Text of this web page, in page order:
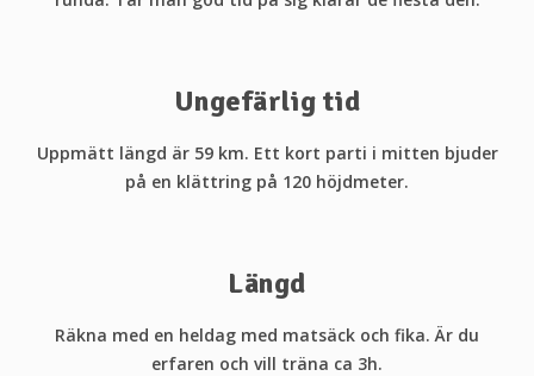
Ungefärlig tid
Uppmätt längd är 59 km. Ett kort parti i mitten bjuder
på en klättring på 120 höjdmeter.
Längd
Räkna med en heldag med matsäck och fika. Är du
erfaren och vill träna ca 3h.